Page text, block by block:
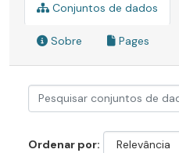
Conjuntos de dados
Sobre Pages
Ordenar por